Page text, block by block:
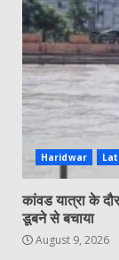
Haridwar
कांवड यात्रा के
डूबने से बचाया
August 9, 2026